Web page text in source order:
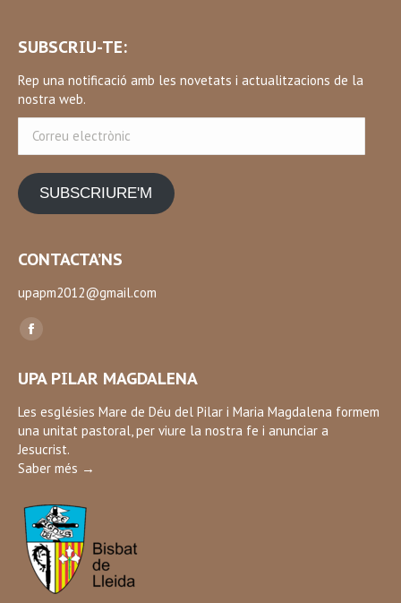
SUBSCRIU-TE:
Rep una notificació amb les novetats i actualitzacions de la
nostra web.
electrònic
SUBSCRIURE'M
CONTACTA’NS
upapm2012@gmail.com
Find us on:
Facebook
opens
in
new
window
UPA PILAR MAGDALENA
Les esglésies Mare de Déu del Pilar i Maria Magdalena formem
una unitat pastoral, per viure la nostra fe i anunciar a
Jesucrist.
Saber més →